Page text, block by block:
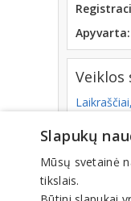
Apyvarta:
Veiklos
Periodinė
Slapukų
Mūsų svetainė
tikslais.